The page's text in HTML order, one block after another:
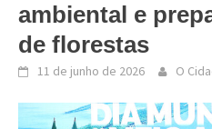
ambiental e
de florestas
11 de junho de 2026 O